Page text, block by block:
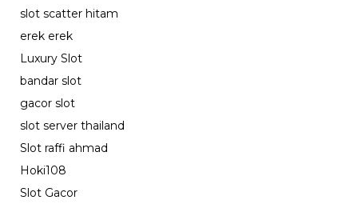
slot scatter hitam
erek erek
Luxury Slot
bandar slot
gacor slot
slot server thailand
Slot raffi ahmad
Hoki108
Slot Gacor